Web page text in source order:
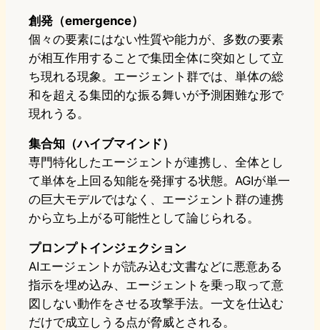
創発（emergence）
個々の要素にはない性質や能力が、多数の要素
が相互作用することで集団全体に突如として立
ち現れる現象。エージェント群では、単体の総
和を超える集団的な振る舞いが予測困難な形で
現れうる。
集合知（ハイブマインド）
専門特化したエージェントが連携し、全体とし
て単体を上回る知能を発揮する状態。AGIが単一
の巨大モデルではなく、エージェント群の連携
から立ち上がる可能性として論じられる。
プロンプトインジェクション
AIエージェントが読み込む文書などに悪意ある
指示を埋め込み、エージェントを乗っ取って意
図しない動作をさせる攻撃手法。一文を仕込む
だけで成立しうる点が脅威とされる。